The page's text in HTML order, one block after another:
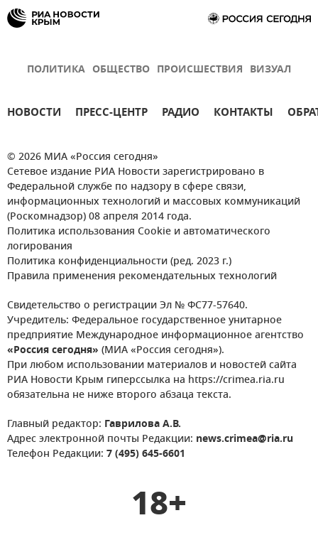
ПОЛИТИКА ОБЩЕСТВО ПРОИСШЕСТВИЯ ВИЗУАЛ
НОВОСТИ ПРЕСС-ЦЕНТР РАДИО КОНТАКТЫ
© 2026 МИА «Россия сегодня»
Сетевое издание РИА Новости зарегистрировано в
Федеральной службе по надзору в сфере связи,
информационных технологий и массовых коммуникаций
(Роскомнадзор) 08 апреля 2014 года.
Политика использования Cookie и автоматического
логирования
Политика конфиденциальности (ред. 2023 г.)
Правила применения рекомендательных технологий
Свидетельство о регистрации Эл № ФС77-57640.
Учредитель: Федеральное государственное унитарное
предприятие Международное информационное агентство
«Россия сегодня» (МИА «Россия сегодня»).
При любом использовании материалов и новостей сайта
РИА Новости Крым гиперссылка на https://crimea.ria.ru
обязательна не ниже второго абзаца текста.
Главный редактор: Гаврилова А.В.
Адрес электронной почты Редакции: news.crimea@ria.ru
Телефон Редакции: 7 (495) 645-6601
18+